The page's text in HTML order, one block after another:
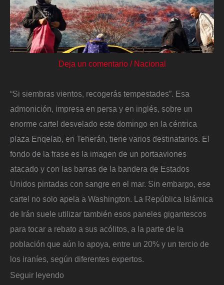
Deja un comentario / Nacional
“Si siembras vientos, recogerás tempestades”. Esa
admonición, impresa en persa y en inglés, sobre un
enorme cartel desvelado este domingo en la céntrica
plaza Enqelab, en Teherán, tiene varios destinatarios. El
fondo de la frase es la imagen de un portaaviones
atacado y con las barras de la bandera de Estados
Unidos pintadas con sangre en el mar. Sin embargo, ese
cartel no solo apela a Washington. La República Islámica
de Irán suele utilizar también esos paneles gigantescos
para tocar a rebato a sus acólitos, a la parte de la
población que aún lo apoya, entre un 20% y un tercio de
los iraníes, según diferentes expertos.
Seguir leyendo